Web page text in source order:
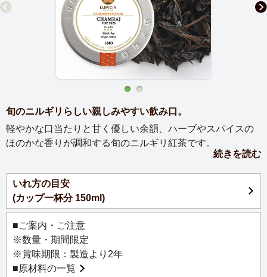
旬のニルギリらしい親しみやすい飲み口。
軽やかな口当たりと甘く優しい余韻、ハーブやスパイスの
ほのかな香りが調和する旬のニルギリ紅茶です。
【お茶の説明】
爽やかな香りと柔らかな味わいが調和した親しみやすい飲
み口が魅力。旬のニルギリらしいフレッシュな香り立ちで
クリアな印象ですが、後味に広がる甘みが全体をバランス
良くまとめています。ほのかに感じる爽やかなハーブやス
パイスのような香り、すっきりとした喉越しの軽快な風味
をお楽しみください。
続きを読む
いれ方の目安
(カップ一杯分 150ml)
■ご案内・ご注意
※数量・期間限定
※賞味期限：製造より2年
■原材料の一覧